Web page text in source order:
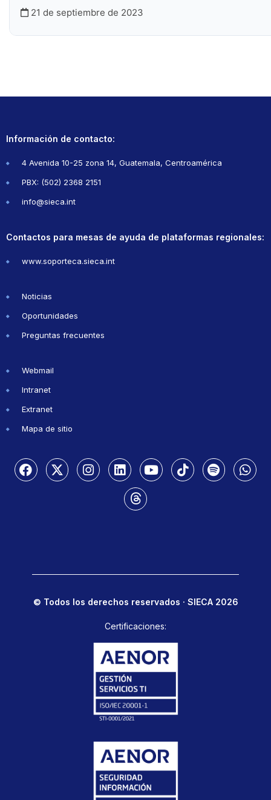
21 de septiembre de 2023
Información de contacto:
4 Avenida 10-25 zona 14, Guatemala, Centroamérica
PBX: (502) 2368 2151
info@sieca.int
Contactos para mesas de ayuda de plataformas regionales:
www.soporteca.sieca.int
Noticias
Oportunidades
Preguntas frecuentes
Webmail
Intranet
Extranet
Mapa de sitio
© Todos los derechos reservados · SIECA 2026
Certificaciones: